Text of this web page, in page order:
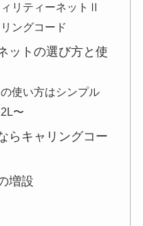
リティーネットⅡ
ングコード
ットの選び方と使
使い方はシンプル
〜
らキャリングコー
増設